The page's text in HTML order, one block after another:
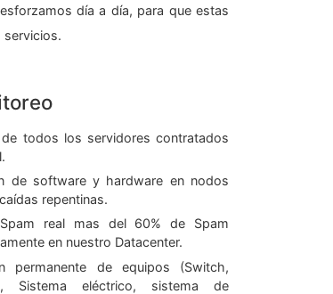
día a día, para que estas
servicios.
todos los servidores contratados
de software y hardware en nodos
repentinas.
real mas del 60% de Spam
en nuestro Datacenter.
permanente de equipos (Switch,
Sistema eléctrico, sistema de